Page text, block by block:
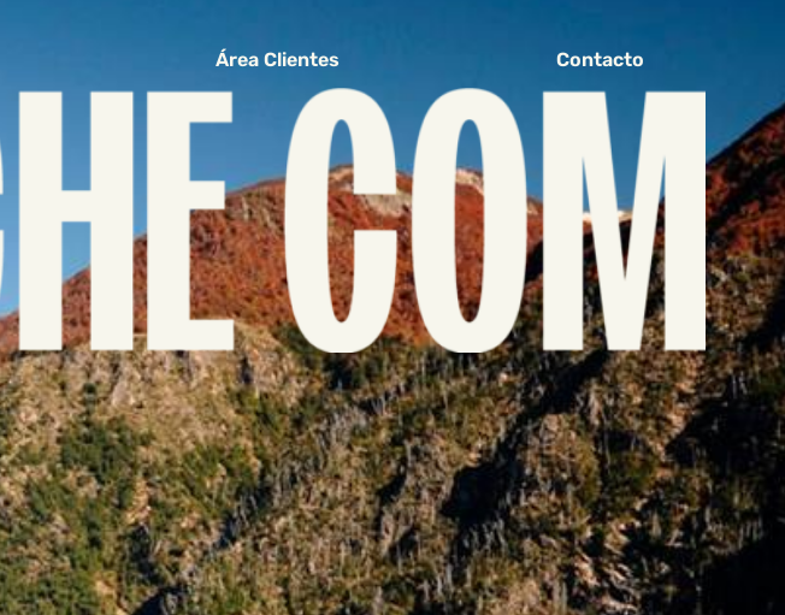
Área Clientes Contacto